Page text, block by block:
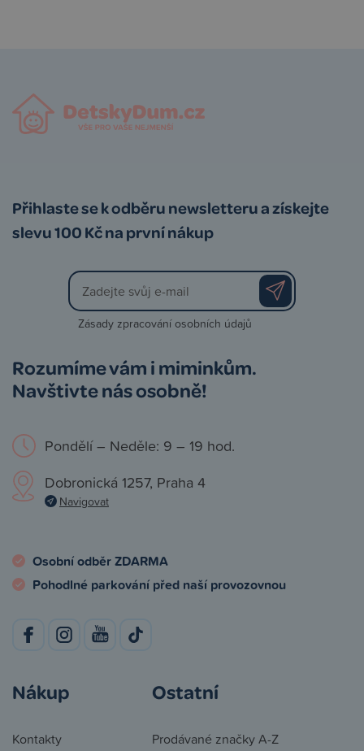
Přihlaste se k odběru newsletteru a získejte
slevu 100 Kč na první nákup
Zásady zpracování osobních údajů
Rozumíme vám i miminkům.
Navštivte nás osobně!
Pondělí – Neděle: 9 – 19 hod.
Dobronická 1257, Praha 4
Navigovat
Osobní odběr ZDARMA
Pohodlné parkování před naší provozovnou
Nákup
Kontakty
Ostatní
Prodávané značky A-Z